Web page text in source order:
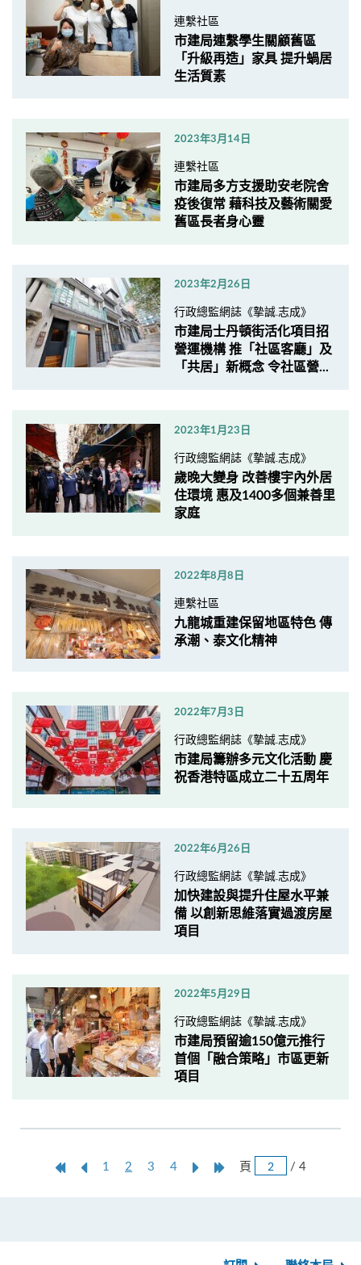
連繫社區
市建局連繫學生關顧舊區
「升級再造」家具 提升蝸居
生活質素
2023年3月14日
連繫社區
市建局多方支援助安老院舍
疫後復常 藉科技及藝術關愛
舊區長者身心靈
2023年2月26日
行政總監網誌《摯誠.志成》
市建局士丹頓街活化項目招
營運機構 推「社區客廳」及
「共居」新概念 令社區營...
2023年1月23日
行政總監網誌《摯誠.志成》
歲晚大變身 改善樓宇內外居
住環境 惠及1400多個兼善里
家庭
2022年8月8日
連繫社區
九龍城重建保留地區特色 傳
承潮、泰文化精神
2022年7月3日
行政總監網誌《摯誠.志成》
市建局籌辦多元文化活動 慶
祝香港特區成立二十五周年
2022年6月26日
行政總監網誌《摯誠.志成》
加快建設與提升住屋水平兼
備 以創新思維落實過渡房屋
項目
2022年5月29日
行政總監網誌《摯誠.志成》
市建局預留逾150億元推行
首個「融合策略」市區更新
項目
第
上
1 2 3 4
NextLast頁 / 4跳